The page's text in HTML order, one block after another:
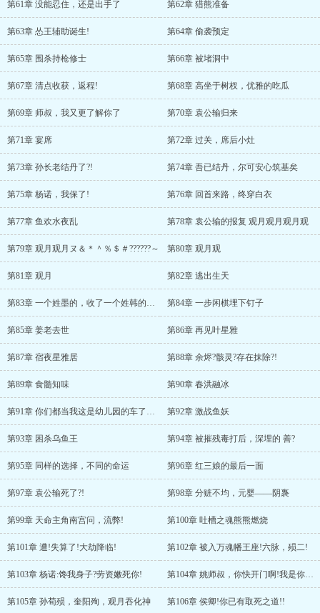
第61章 没能忍住，还是出手了 第62章 猎熊准备
第63章 怂王辅助诞生! 第64章 偷袭预定
第65章 围杀持枪修士 第66章 被堵洞中
第67章 清点收获，返程! 第68章 高坐于树杈，优雅的吃瓜
第69章 师叔，我又更了解你了 第70章 袁公输归来
第71章 宴席 第72章 过关，席后小灶
第73章 孙长老结丹了?! 第74章 吾已结丹，尔可安心筑基矣
第75章 杨诺，我保了! 第76章 回首来路，终穿白衣
第77章 鱼欢水夜乱 第78章 袁公输的报复 观月观月观月观
第79章 观月观月ヌ＆＊＾％＄＃??????～ 第80章 观月观
第81章 观月 第82章 逃出生天
第83章 一个姓墨的，收了一个姓韩的为徒的故事 第84章 一步闲棋埋下钉子
第85章 姜老去世 第86章 再见叶星雅
第87章 宿夜星雅居 第88章 余烬?骸灵?存在抹除?!
第89章 食髓知味 第90章 春洪融冰
第91章 你们都当我这是幼儿园的车了是吧?! 第92章 激战鱼妖
第93章 困杀乌鱼王 第94章 被摧残毒打后，深埋的 善?
第95章 同样的选择，不同的命运 第96章 红三娘的最后一面
第97章 袁公输死了?! 第98章 分赃不均，元婴——阴褢
第99章 天命主角南宫问，流弊! 第100章 吐槽之魂熊熊燃烧
第101章 遭!失算了!大劫降临! 第102章 被入万魂幡王座!六脉，殒二!
第103章 杨诺:馋我身子?劳资嫩死你! 第104章 姚师叔，你快开门啊!我是你的小杨杨啊!
第105章 孙荀殒，奎阳殉，观月吞化神 第106章 侯卿!你已有取死之道!!